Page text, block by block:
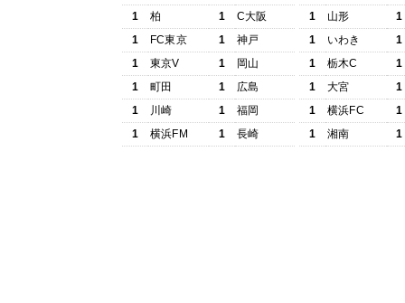
1
柏 1
C大阪
1
FC東京 1
神戸
1
東京V 1
岡山
1
町田 1
広島
1
川崎 1
福岡
1
横浜FM 1 長崎
1
山形
1
1
いわき
1
1
栃木C
1
1
大宮
1
1
横浜FC
1
1
湘南 1